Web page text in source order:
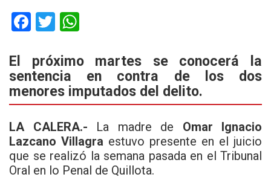
F
ce
b
o
o
k
T
tt
er
at
s
A
p
El próximo martes se conocerá la
sentencia en contra de los dos
menores imputados del delito.
LA CALERA.- La madre de Omar Ignacio
Lazcano Villagra estuvo presente en el juicio
que se realizó la semana pasada en el Tribunal
Oral en lo Penal de Quillota.